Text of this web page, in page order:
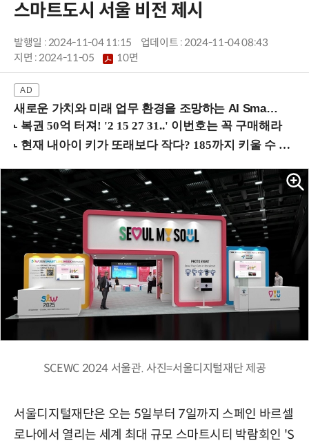
스마트도시 서울 비전 제시
발행일 : 2024-11-04 11:15
업데이트 : 2024-11-04 08:43
지면 :2024-11-05 10면
새로운 가치와 미래 업무 환경을 조망하는 AI Smart Work Summit 2026 (9/11 코엑스)
SCEWC 2024 서울관. 사진=서울디지털재단 제공
서울디지털재단은 오는 5일부터 7일까지 스페인 바르셀
로나에서 열리는 세계 최대 규모 스마트시티 박람회인 'S